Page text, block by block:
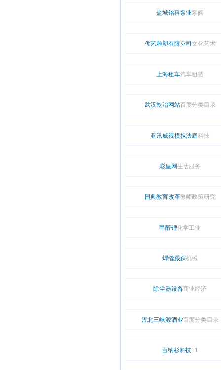
盐城铭科泵业泵阀
优艺雕塑有限公司 文化艺术
上海租车汽车租赁
武汉乾冶网站百度分类目录
亚讯威视模拟法庭科技
彩皇网生活服务
国典教育改革教师政策研究
甲醇锂化学工业
焊缝跟踪机械
除尘器设备商业经济
湖北三峡源酒业百度分类目录
百纳杉科技11